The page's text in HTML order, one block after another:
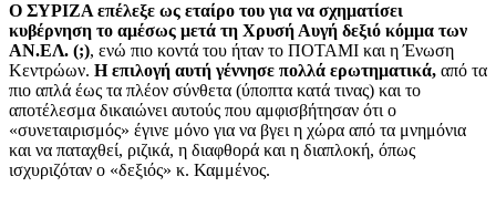
Ο ΣΥΡΙΖΑ επέλεξε ως εταίρο του για να σχηματίσει
κυβέρνηση το αμέσως μετά τη Χρυσή Αυγή δεξιό κόμμα των
ΑΝ.ΕΛ. (;), ενώ πιο κοντά του ήταν το ΠΟΤΑΜΙ και η Ένωση
Κεντρώων. Η επιλογή αυτή γέννησε πολλά ερωτηματικά, από τα
πιο απλά έως τα πλέον σύνθετα (ύποπτα κατά τινας) και το
αποτέλεσμα δικαιώνει αυτούς που αμφισβήτησαν ότι ο
«συνεταιρισμός» έγινε μόνο για να βγει η χώρα από τα μνημόνια
και να παταχθεί, ριζικά, η διαφθορά και η διαπλοκή, όπως
ισχυριζόταν ο «δεξιός» κ. Καμμένος.